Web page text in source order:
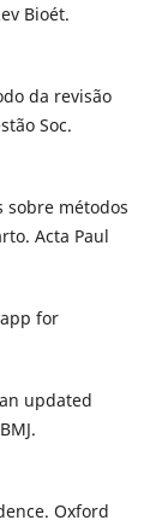
Bioét.
da revisão
Soc.
sobre métodos
Acta Paul
for
updated
Oxford